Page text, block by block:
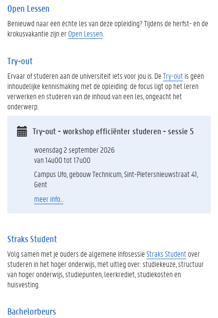
Open Lessen
Benieuwd naar een échte les van deze opleiding? Tijdens de herfst- en de
krokusvakantie zijn erOpen Lessen
Try-out
Ervaar of studeren aan de universiteit iets voor jou is. DeTry-outis géén
inhoudelijke kennismaking met de opleiding: de focus ligt op het leren
verwerken en studeren van de inhoud van een les, ongeacht het
onderwerp.
Try-out - workshop efficiënter studeren - sessie 5
woensdag 2 september 2026
van 14u00 tot 17u00
Campus Ufo, gebouw Technicum, Sint-Pietersnieuwstraat 41,
Gent
meer info...
Straks Student
Volg samen met je ouders de algemene infosessieStraks Studentover
studeren in het hoger onderwijs, met uitleg over: studiekeuze, structuur
van hoger onderwijs, studiepunten, leerkrediet, studiekosten en
huisvesting.
Bachelorbeurs